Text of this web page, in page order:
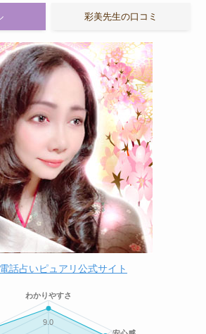
彩美先生の口コミ
電話占いピュアリ公式サイト
わかりやすさ
9.0